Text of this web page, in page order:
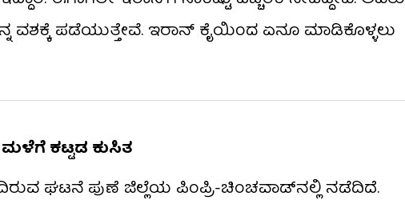
ವಶಕ್ಕೆ ಪಡೆಯುತ್ತೇವೆ. ಇರಾನ್‌ ಕೈಯಿಂದ ಏನೂ ಮಾಡಿಕೊಳ್ಳಲು
ಕಟ್ಟಡ ಕುಸಿತ
ಘಟನೆ ಪುಣೆ ಜಿಲ್ಲೆಯ ಪಿಂಪ್ರಿ-ಚಿಂಚವಾಡ್​​ನಲ್ಲಿ ನಡೆದಿದೆ.